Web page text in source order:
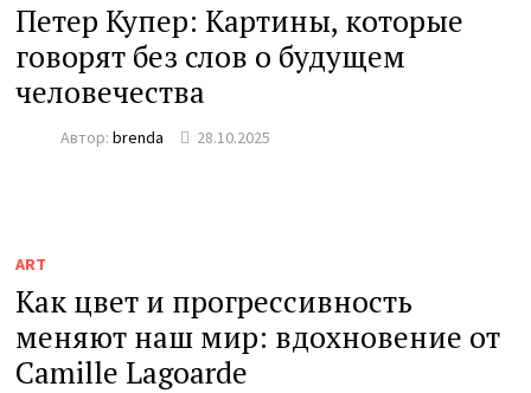
Петер Купер: Картины, которые
говорят без слов о будущем
человечества
Автор:brenda 28.10.2025
ART
Как цвет и прогрессивность
меняют наш мир: вдохновение от
Camille Lagoarde